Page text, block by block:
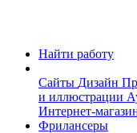
Найти работу
Сайты Дизайн
и иллюстрации
Интернет-
Фрилансеры